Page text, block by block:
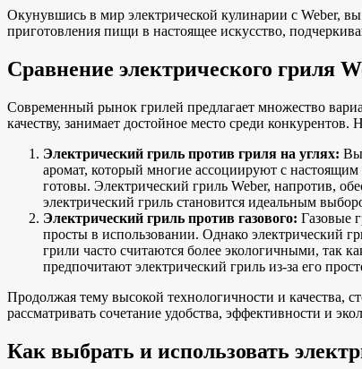
Окунувшись в мир электрической кулинарии с Weber,
приготовления пищи в настоящее искусство,
Сравнение электрического гриля
Современный рынок грилей предлагает множество
качеству, занимает достойное место среди
Электрический гриль против гриля на углях:
аромат, который многие ассоциируют с
готовы. Электрический гриль Weber, напротив,
электрический гриль становится идеальным
Электрический гриль против газового: Газовые
просты в использовании. Однако электрический
грили часто считаются более экологичными, так
предпочитают электрический гриль из-за его
Продолжая тему высокой технологичности и качества,
рассматривать сочетание удобства, эффективности и
Как выбрать и использовать